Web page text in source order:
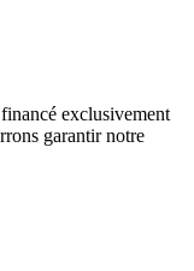
exclusivement
garantir notre